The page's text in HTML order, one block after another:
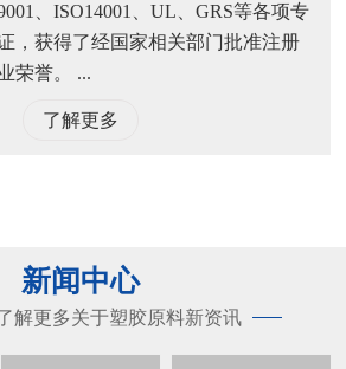
、ISO14001、UL、GRS等各项专
，获得了经国家相关部门批准注册
荣誉。 ...
了解更多
新闻中心
解更多关于塑胶原料新资讯